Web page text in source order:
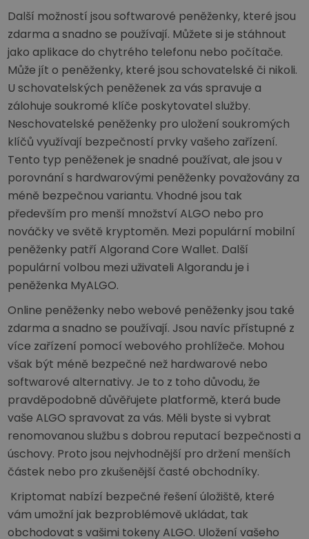
Další možností jsou softwarové peněženky, které jsou
zdarma a snadno se používají. Můžete si je stáhnout
jako aplikace do chytrého telefonu nebo počítače.
Může jít o peněženky, které jsou schovatelské či nikoli.
U schovatelských peněženek za vás spravuje a
zálohuje soukromé klíče poskytovatel služby.
Neschovatelské peněženky pro uložení soukromých
klíčů využívají bezpečností prvky vašeho zařízení.
Tento typ peněženek je snadné používat, ale jsou v
porovnání s hardwarovými peněženky považovány za
méně bezpečnou variantu. Vhodné jsou tak
především pro menší množství ALGO nebo pro
nováčky ve světě kryptoměn. Mezi populární mobilní
peněženky patří Algorand Core Wallet. Další
populární volbou mezi uživateli Algorandu je i
peněženka MyALGO.
Online peněženky nebo webové peněženky jsou také
zdarma a snadno se používají. Jsou navíc přístupné z
více zařízení pomocí webového prohlížeče. Mohou
však být méně bezpečné než hardwarové nebo
softwarové alternativy. Je to z toho důvodu, že
pravděpodobně důvěřujete platformě, která bude
vaše ALGO spravovat za vás. Měli byste si vybrat
renomovanou službu s dobrou reputací bezpečnosti a
úschovy. Proto jsou nejvhodnější pro držení menších
částek nebo pro zkušenější časté obchodníky.
Kriptomat nabízí bezpečné řešení úložiště, které
vám umožní jak bezproblémově ukládat, tak
obchodovat s vašimi tokeny ALGO. Uložení vašeho